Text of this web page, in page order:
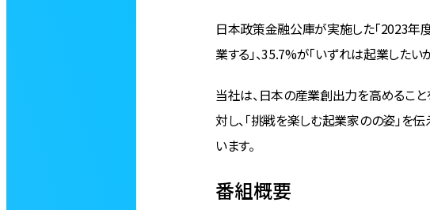
日本政策金融公庫が実施した「2023年
業する」、35.7%が「いずれは起業した
当社は、日本の産業創出力を高めること
対し、「挑戦を楽しむ起業家のの姿」を
います。
番組概要